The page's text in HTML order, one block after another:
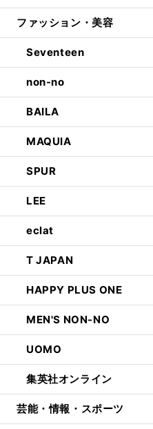
ファッション・美容
Seventeen
non-no
BAILA
MAQUIA
SPUR
LEE
eclat
T JAPAN
HAPPY PLUS ONE
MEN'S NON-NO
UOMO
集英社オンライン
芸能・情報・スポーツ